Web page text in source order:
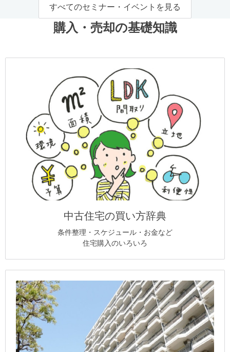
すべてのセミナー・イベントを見る
購入・売却の基礎知識
中古住宅の買い方辞典
条件整理・スケジュール・お金など
住宅購入のいろいろ